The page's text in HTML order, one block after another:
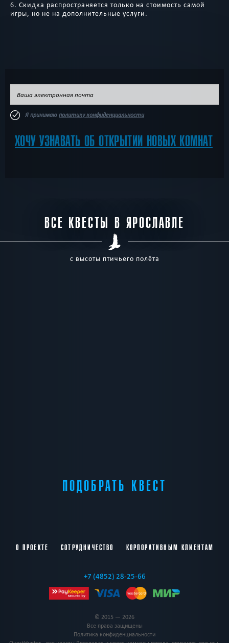
6. Скидка распространяется только на стоимость самой
игры, но не на дополнительные услуги.
Я принимаю политику конфиденциальности
ХОЧУ УЗНАВАТЬ ОБ ОТКРЫТИИ НОВЫХ КОМНАТ
ВСЕ КВЕСТЫ В ЯРОСЛАВЛЕ
с высоты птичьего полёта
ПОДОБРАТЬ КВЕСТ
О ПРОЕКТЕ СОТРУДНИЧЕСТВО КОРПОРАТИВНЫМ КЛИЕНТАМ
+7 (4852) 28-25-66
© 2015 — 2026
Все права защищены
Политика конфиденциальности